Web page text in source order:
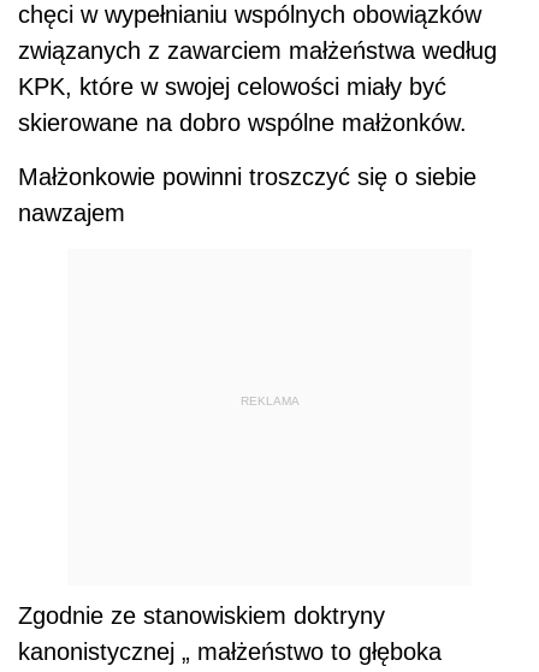
chęci w wypełnianiu wspólnych obowiązków
związanych z zawarciem małżeństwa według
KPK, które w swojej celowości miały być
skierowane na dobro wspólne małżonków.
Małżonkowie powinni troszczyć się o siebie
nawzajem
REKLAMA
Zgodnie ze stanowiskiem doktryny
kanonistycznej „ małżeństwo to głęboka